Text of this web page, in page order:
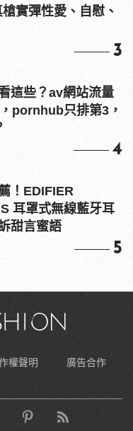
實彈性愛、自慰、
3
這些？av網站流量
pornhub只排第3，
4
！EDIFIER
耳罩式無線藍牙耳
甜言蜜語
5
權聲明
廣告合作